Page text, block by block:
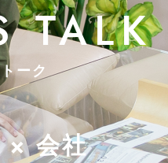
TALK
ーク
× 会社